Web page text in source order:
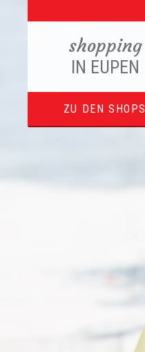
shopping
IN EUPEN
ZU DEN SHOPS